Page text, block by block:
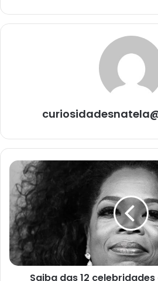
Saiba
12
celebridades
com
ansiedade
compartilham
como
é
realmenteSaiba das 12